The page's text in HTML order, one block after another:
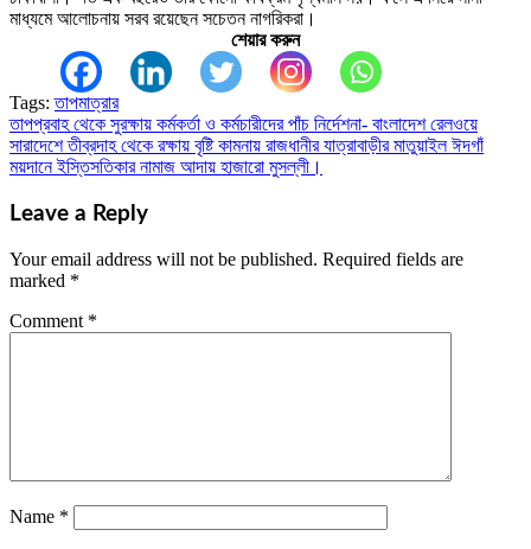
মাধ্যমে আলোচনায় সরব রয়েছেন সচেতন নাগরিকরা।
শেয়ার করুন
Tags: তাপমাত্রার
Post
navigation
তাপপ্রবাহ থেকে সুরক্ষায় কর্মকর্তা ও কর্মচারীদের পাঁচ নির্দেশনা- বাংলাদেশ রেলওয়ে
সারাদেশে তীব্রদাহ থেকে রক্ষায় বৃষ্টি কামনায় রাজধানীর যাত্রাবাড়ীর মাতুয়াইল ঈদগাঁ
ময়দানে ইস্তিসতিকার নামাজ আদায় হাজারো মুসল্লী।
Leave a Reply
Your email address will not be published. Required fields are
marked *
Comment *
Name *